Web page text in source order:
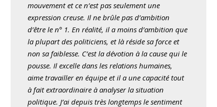
mouvement et ce n’est pas seulement une
expression creuse. Il ne brûle pas d’ambition
d’être le n° 1. En réalité, il a moins d’ambition que
la plupart des politiciens, et là réside sa force et
non sa faiblesse. C’est la dévotion à la cause qui le
pousse. Il excelle dans les relations humaines,
aime travailler en équipe et il a une capacité tout
à fait extraordinaire à analyser la situation
politique. J’ai depuis très longtemps le sentiment